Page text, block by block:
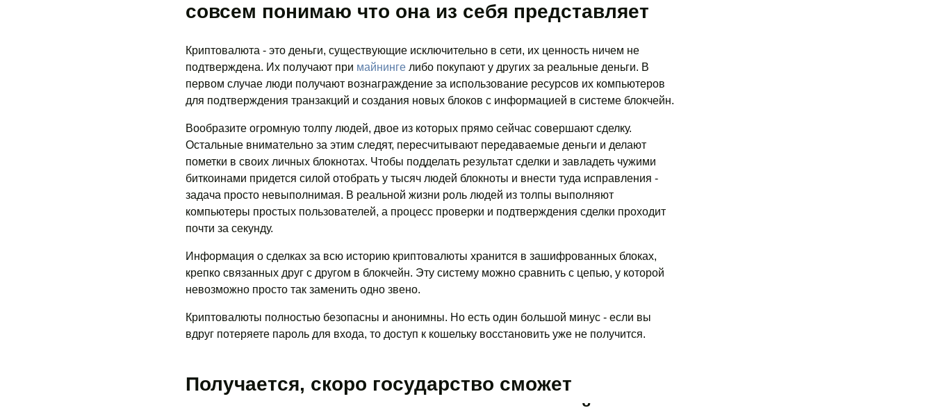
совсем понимаю что она из себя представляет
Криптовалюта - это деньги, существующие исключительно в сети, их ценность ничем не
подтверждена. Их получают при майнингелибо покупают у других за реальные деньги. В
первом случае люди получают вознаграждение за использование ресурсов их компьютеров
для подтверждения транзакций и создания новых блоков с информацией в системе блокчейн.
Вообразите огромную толпу людей, двое из которых прямо сейчас совершают сделку.
Остальные внимательно за этим следят, пересчитывают передаваемые деньги и делают
пометки в своих личных блокнотах. Чтобы подделать результат сделки и завладеть чужими
биткоинами придется силой отобрать у тысяч людей блокноты и внести туда исправления -
задача просто невыполнимая. В реальной жизни роль людей из толпы выполняют
компьютеры простых пользователей, а процесс проверки и подтверждения сделки проходит
почти за секунду.
Информация о сделках за всю историю криптовалюты хранится в зашифрованных блоках,
крепко связанных друг с другом в блокчейн. Эту систему можно сравнить с цепью, у которой
невозможно просто так заменить одно звено.
Криптовалюты полностью безопасны и анонимны. Но есть один большой минус - если вы
вдруг потеряете пароль для входа, то доступ к кошельку восстановить уже не получится.
Получается, скоро государство сможет